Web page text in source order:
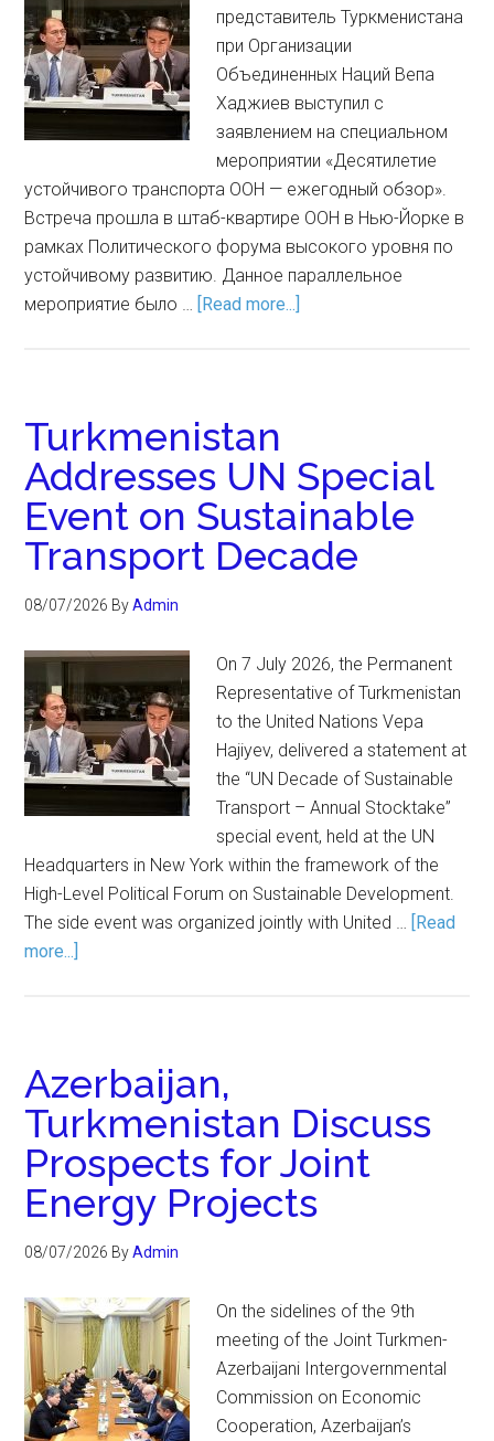
представитель Туркменистана
при Организации
Объединенных Наций Вепа
Хаджиев выступил с
заявлением на специальном
мероприятии «Десятилетие
устойчивого транспорта ООН — ежегодный обзор».
Встреча прошла в штаб-квартире ООН в Нью-Йорке в
рамках Политического форума высокого уровня по
устойчивому развитию. Данное параллельное
мероприятие было … [Read more...]
Turkmenistan
Addresses UN Special
Event on Sustainable
Transport Decade
08/07/2026 ByAdmin
On 7 July 2026, the Permanent
Representative of Turkmenistan
to the United Nations Vepa
Hajiyev, delivered a statement at
the “UN Decade of Sustainable
Transport – Annual Stocktake”
special event, held at the UN
Headquarters in New York within the framework of the
High-Level Political Forum on Sustainable Development.
The side event was organized jointly with United … [Read
more...]
Azerbaijan,
Turkmenistan Discuss
Prospects for Joint
Energy Projects
08/07/2026 ByAdmin
On the sidelines of the 9th
meeting of the Joint Turkmen-
Azerbaijani Intergovernmental
Commission on Economic
Cooperation, Azerbaijan’s